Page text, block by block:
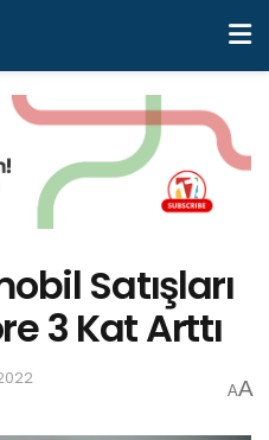
Satışları
3 Kat Arttı
AA